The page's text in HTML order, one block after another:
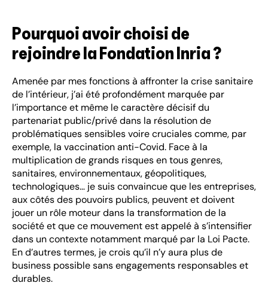
Pourquoi avoir choisi de
rejoindre la Fondation Inria ?
Amenée par mes fonctions à affronter la crise sanitaire
de l’intérieur, j’ai été profondément marquée par
l’importance et même le caractère décisif du
partenariat public/privé dans la résolution de
problématiques sensibles voire cruciales comme, par
exemple, la vaccination anti-Covid. Face à la
multiplication de grands risques en tous genres,
sanitaires, environnementaux, géopolitiques,
technologiques… je suis convaincue que les entreprises,
aux côtés des pouvoirs publics, peuvent et doivent
jouer un rôle moteur dans la transformation de la
société et que ce mouvement est appelé à s’intensifier
dans un contexte notamment marqué par la Loi Pacte.
En d’autres termes, je crois qu’il n’y aura plus de
business possible sans engagements responsables et
durables.